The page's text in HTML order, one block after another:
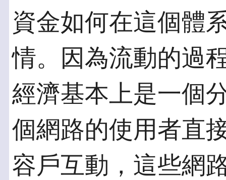
資金如何在這個體
情。因為流動的過
經濟基本上是一個
個網路的使用者直
容戶互動，這些網